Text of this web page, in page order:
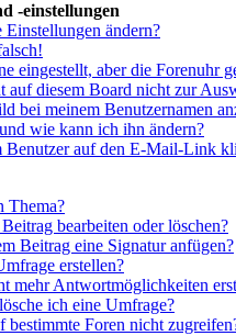
-einstellungen
ändern?
eingestellt, aber die Forenuhr
auf diesem Board nicht zur
bei meinem Benutzernamen
wie kann ich ihn ändern?
Benutzer auf den E-Mail-Link
Thema?
bearbeiten oder löschen?
Beitrag eine Signatur anfügen?
erstellen?
mehr Antwortmöglichkeiten
ich eine Umfrage?
bestimmte Foren nicht